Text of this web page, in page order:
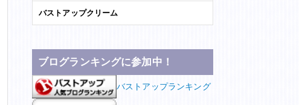
バストアップクリーム
ブログランキングに参加中！
バストアップランキング